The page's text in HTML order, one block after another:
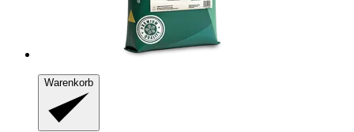
Warenkorb